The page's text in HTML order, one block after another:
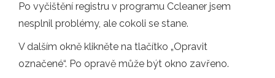
Po vyčištění registru v programu Ccleaner jsem
nesplnil problémy, ale cokoli se stane.
V dalším okně klikněte na tlačítko „Opravit
označené“. Po opravě může být okno zavřeno.